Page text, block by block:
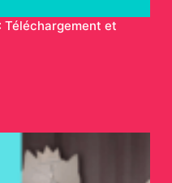
Téléchargement et